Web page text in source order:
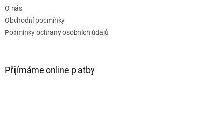
O nás
Obchodní podmínky
Podmínky ochrany osobních údajů
Přijímáme online platby